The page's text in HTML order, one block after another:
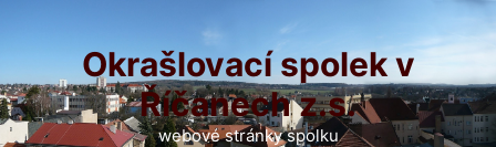
Okrašlovací spolek v
Říčanech z.s.
webové stránky spolku